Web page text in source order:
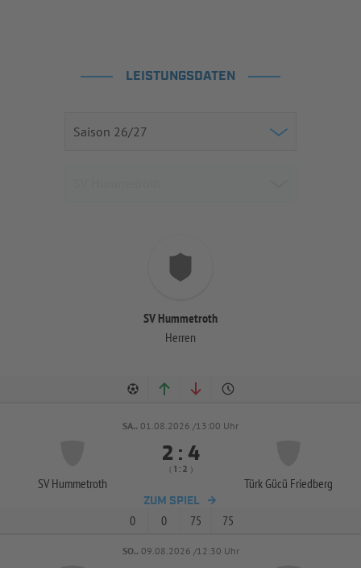
LEISTUNGSDATEN
SV Hummetroth
Herren
SA.. 01.08.2026 /13:00 Uhr
SV Hummetroth
 : 
(  :  )
Türk Gücü Friedberg
ZUM SPIEL
0 0 75 75
SO.. 09.08.2026 /12:30 Uhr